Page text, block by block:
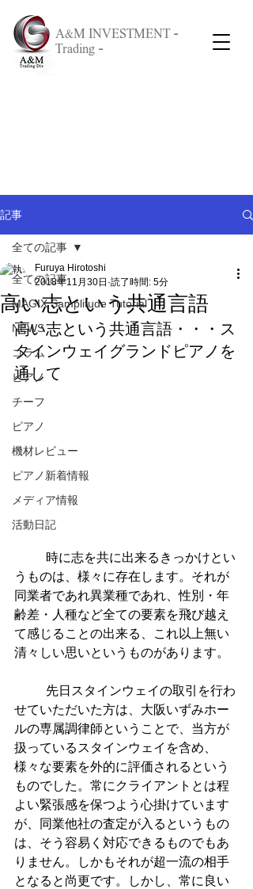
A&M INVESTMENT -
Trading -
記事
全ての記事
MAGIX Samplitude Tutorial
NEWS
コラム
ピアノ
チーフ
ピアノ
機材レビュー
ピアノ新着情報
メディア情報
活動日記
全ての記事
高い志という共通言語
Furuya Hirotoshi
2018年11月30日 読了時間: 5分
高い志という共通言語・・・ス
タインウェイグランドピアノを
通して
うものは、様々に存在します。それが
同業者であれ異業種であれ、性別・年
齢差・人種など全ての要素を飛び越え
て感じることの出来る、これ以上無い
清々しい思いというものがあります。
せていただいた方は、大阪いずみホー
ルの専属調律師ということで、当方が
扱っているスタインウェイを含め、
様々な要素を外的に評価されるという
ものでした。常にクライアントとは程
よい緊張感を保つよう心掛けています
が、同業他社の査定が入るというもの
は、そう容易く対応できるものでもあ
りません。しかもそれが超一流の相手
となると尚更です。しかし、常に良い